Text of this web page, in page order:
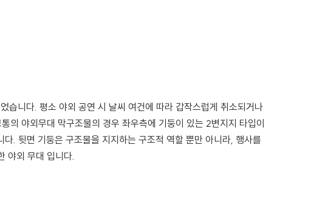
습니다. 평소 야외 공연 시 날씨 여건에 따라 갑작스럽게 취소되거나
의 야외무대 막구조물의 경우 좌우측에 기둥이 있는 2변지지 타입이
다. 뒷면 기둥은 구조물을 지지하는 구조적 역할 뿐만 아니라, 행사를
야외 무대 입니다.